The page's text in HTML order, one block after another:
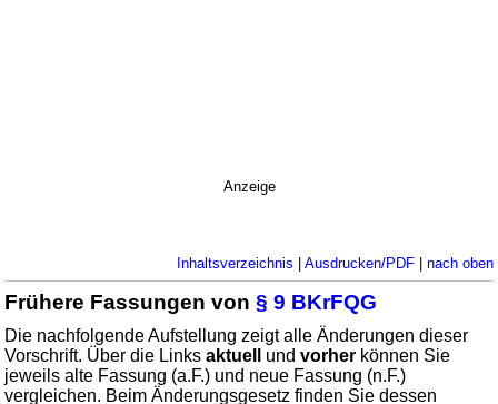
Anzeige
Inhaltsverzeichnis | Ausdrucken/PDF| nach oben
Frühere Fassungen von§ 9 BKrFQG
Die nachfolgende Aufstellung zeigt alle Änderungen dieser
Vorschrift. Über die Linksaktuell undvorher können Sie
jeweils alte Fassung (a.F.) und neue Fassung (n.F.)
vergleichen. Beim Änderungsgesetz finden Sie dessen